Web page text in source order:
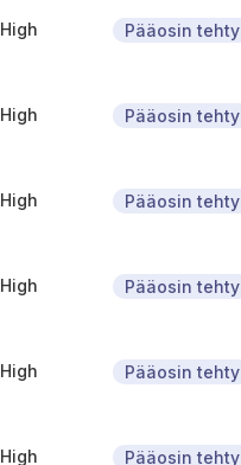
High Pääosin tehty
High Pääosin tehty
High Pääosin tehty
High Pääosin tehty
High Pääosin tehty
High Pääosin tehty